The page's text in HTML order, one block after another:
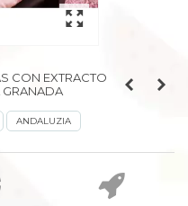
CON EXTRACTO
GRANADA
ANDALUZIA